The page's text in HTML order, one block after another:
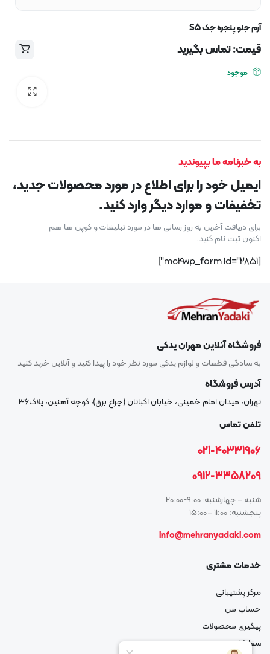
آرم جلو پنجره جک S5
قیمت: تماس بگیرید
موجود
به خبرنامه ما بپیوندید
ایمیل خود را برای اطلاع در مورد محصولات جدید،
تخفیفات و موارد دیگر وارد کنید.
برای دریافت آخرین به روز رسانی ها در مورد تبلیغات و کوپن ها هم
اکنون ثبت نام کنید.
[mc4wp_form id="2851"]
فروشگاه آنلاین مهران یدکی
به سادگی قطعات و لوازم یدکی مورد نظر خود را پیدا کنید و آنلاین خرید کنید
آدرس فروشگاه
تهران، میدان امام خمینی، خیابان اکباتان (چراغ برق)، کوچه آهنین، پلاک۳۶
تلفن تماس
021-40331906
0912-3358209
شنبه – چهارشنبه: 9:00-20:00
پنجشنبه: 11:00 – 15:00
info@mehranyadaki.com
خدمات مشتری
مرکز پشتیبانی
حساب من
پیگیری محصولات
سفارشات من